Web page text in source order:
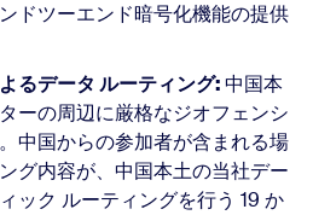
ドツーエンド暗号化機能の提供
るデータ ルーティング:中国本
ーの周辺に厳格なジオフェンシ
中国からの参加者が含まれる場
グ内容が、中国本土の当社デー
ック ルーティングを行う 19 か